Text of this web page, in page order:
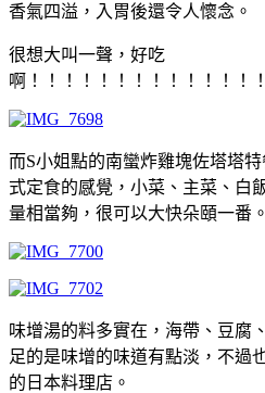
香氣四溢，入胃後還令人懷念。
很想大叫一聲，好吃
啊！！！！！！！！！！！！！
而S小姐點的南蠻炸雞塊佐塔塔
式定食的感覺，小菜、主菜、白
量相當夠，很可以大快朵頤一番。
味增湯的料多實在，海帶、豆腐
足的是味增的味道有點淡，不過
的日本料理店。